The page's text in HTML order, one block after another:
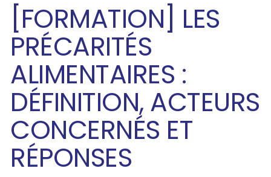
[FORMATION] LES
PRÉCARITÉS
ALIMENTAIRES :
DÉFINITION, ACTEURS
CONCERNÉS ET
RÉPONSES